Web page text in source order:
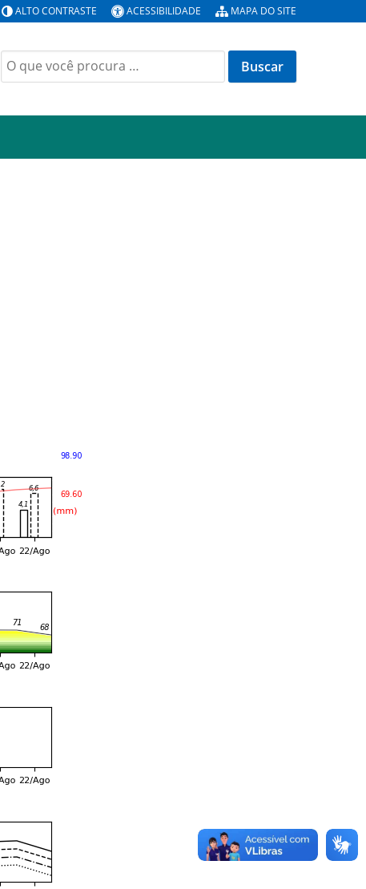
ALTO CONTRASTE ACESSIBILIDADE MAPA DO SITE
Buscar
por: